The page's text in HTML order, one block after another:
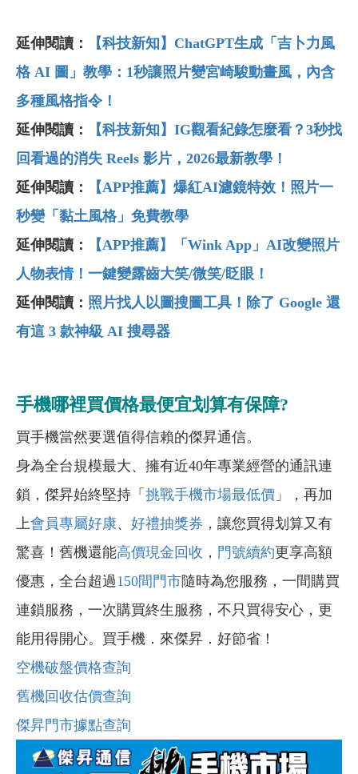
延伸閱讀：
【科技新知】ChatGPT生成「吉卜力風
格 AI 圖」教學：1秒讓照片變宮崎駿動畫風，內含
多種風格指令！
延伸閱讀：
【科技新知】IG觀看紀錄怎麼看？3秒找
回看過的消失 Reels 影片，2026最新教學！
延伸閱讀：
【APP推薦】爆紅AI濾鏡特效！照片一
秒變「黏土風格」免費教學
延伸閱讀：
【APP推薦】「Wink App」AI改變照片
人物表情！一鍵變露齒大笑/微笑/眨眼！
延伸閱讀： 照片找人以圖搜圖工具！除了 Google 還
有這 3 款神級 AI 搜尋器
手機哪裡買價格最便宜划算有保障?
買手機當然要選值得信賴的傑昇通信。
身為全台規模最大、擁有近40年專業經營的通訊連
鎖，傑昇始終堅持「 挑戰手機市場最低價 」，再加
上會員專屬好康、 好禮抽獎券 ，讓您買得划算又有
驚喜！舊機還能高價現金回收 ， 門號續約更享高額
優惠，全台超過150間門市隨時為您服務，一間購買
連鎖服務，一次購買終生服務，不只買得安心，更
能用得開心。買手機．來傑昇．好節省！
空機破盤價格查詢
舊機回收估價查詢
傑昇門市據點查詢